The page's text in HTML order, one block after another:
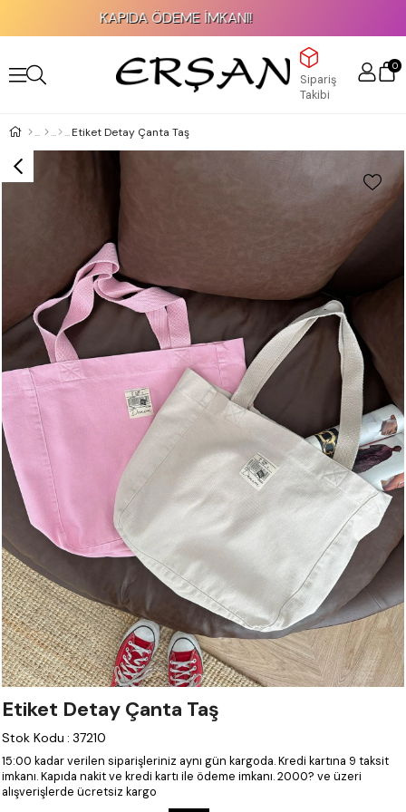
KAPIDA ÖDEME İMKANI!
Sipariş
Takibi
0
Etiket Detay Çanta Taş
Etiket Detay Çanta Taş
Stok Kodu : 37210
15:00 kadar verilen siparişleriniz aynı gün kargoda.Kredi kartına 9 taksit
imkanı.Kapıda nakit ve kredi kartı ile ödeme imkanı.2000? ve üzeri
alışverişlerde ücretsiz kargo